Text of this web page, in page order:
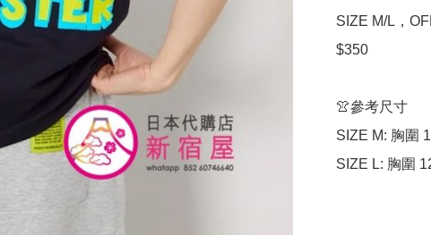
SIZE M/L，
$350
👚參考尺寸
SIZE M: 胸圍
SIZE L: 胸圍